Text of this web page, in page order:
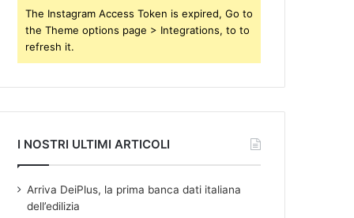
The Instagram Access Token is expired, Go to
the Theme options page > Integrations, to to
refresh it.
I NOSTRI ULTIMI ARTICOLI
Arriva DeiPlus, la prima banca dati italiana
dell’edilizia